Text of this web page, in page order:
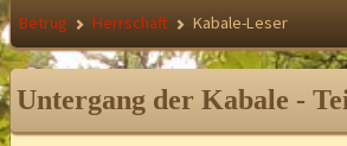
Betrug Herrschaft Kabale-Leser
Untergang der Kabale -